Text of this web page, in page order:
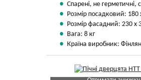
Спарені, не герметичні,
Розмір посадковий:
Розмір фасадний: 230 х
Вага: 8 кг
Країна виробник: